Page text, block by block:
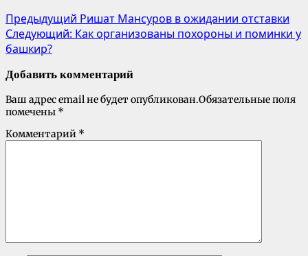
Предыдущий Ришат Мансуров в ожидании отставки
Следующий: Как организованы похороны и поминки у
башкир?
Добавить комментарий
Ваш адрес email не будет опубликован.Обязательные поля
помечены *
Комментарий *